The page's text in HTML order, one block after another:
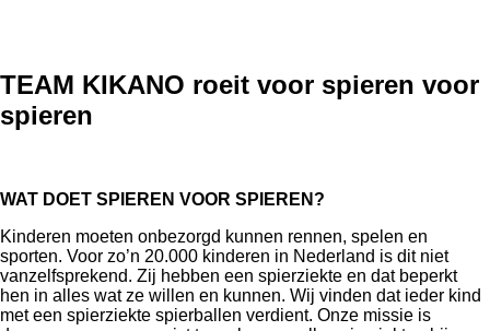
TEAM KIKANO roeit voor spieren voor
spieren
WAT DOET SPIEREN VOOR SPIEREN?
Kinderen moeten onbezorgd kunnen rennen, spelen en
sporten. Voor zo’n 20.000 kinderen in Nederland is dit niet
vanzelfsprekend. Zij hebben een spierziekte en dat beperkt
hen in alles wat ze willen en kunnen. Wij vinden dat ieder kind
met een spierziekte spierballen verdient. Onze missie is